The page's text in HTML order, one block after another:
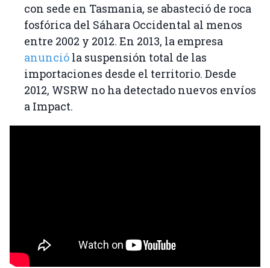
con sede en Tasmania, se abasteció de roca
fosfórica del Sáhara Occidental al menos
entre 2002 y 2012. En 2013, la empresa
anunció la suspensión total de las
importaciones desde el territorio. Desde
2012, WSRW no ha detectado nuevos envíos
a Impact.